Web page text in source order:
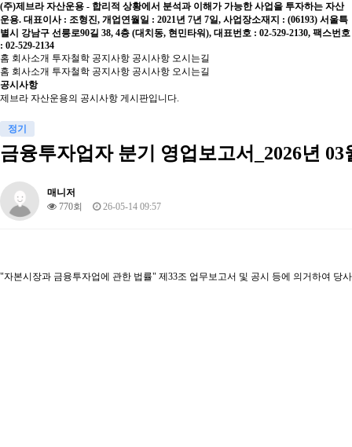
(주)제브라 자산운용 - 합리적 상황에서 분석과 이해가 가능한 사업을 투자하는 자산
운용. 대표이사 : 조형진, 개업연월일 : 2021년 7년 7일, 사업장소재지 : (06193) 서울특
별시 강남구 선릉로90길 38, 4층 (대치동, 현민타워), 대표번호 : 02-529-2130, 팩스번호
: 02-529-2134
홈 회사소개 투자철학 공지사항 공시사항 오시는길
홈 회사소개 투자철학 공지사항 공시사항 오시는길
공시사항
제브라 자산운용의 공시사항 게시판입니다.
정기
금융투자업자 분기 영업보고서_2026년 03
매니저
770회
26-05-14 09:57
"자본시장과 금융투자업에 관한 법률" 제33조 업무보고서 및 공시 등에 의거하여 당